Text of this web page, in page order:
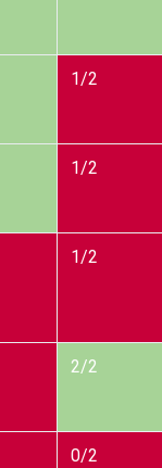
1/2
1/2
1/2
2/2
0/2